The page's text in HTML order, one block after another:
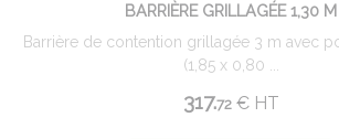
BARRIÈRE GRILLAGÉE 1,30 M
Barrière de contention grillagée 3 m avec
(1,85 x 0,80 ...
317.72 €HT